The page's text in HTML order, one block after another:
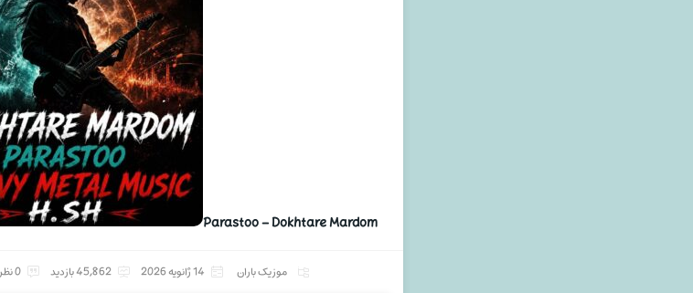
Parastoo – Dokhtare Mardom
موزیک باران 14 ژانویه 2026 45,862 بازدید 0 نظر